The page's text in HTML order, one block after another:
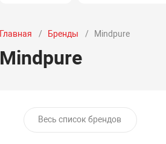
Главная Бренды Mindpure
Mindpure
Весь список брендов